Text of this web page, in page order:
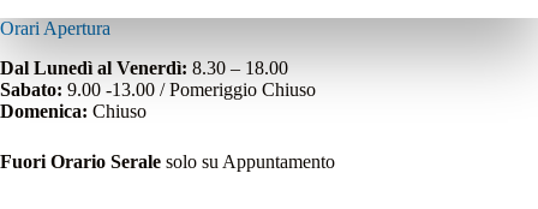
Orari Apertura
Dal Lunedì al Venerdì: 8.30 – 18.00
Sabato: 9.00 -13.00 / Pomeriggio Chiuso
Domenica: Chiuso
Fuori Orario Serale solo su Appuntamento